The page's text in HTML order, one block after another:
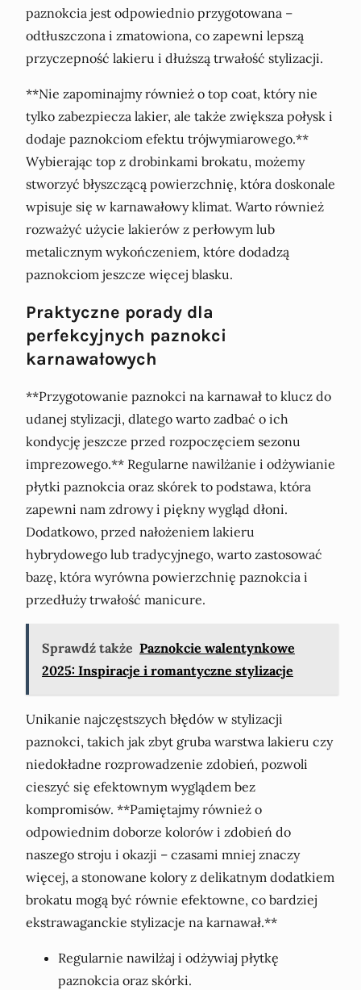
paznokcia jest odpowiednio przygotowana –
odtłuszczona i zmatowiona, co zapewni lepszą
przyczepność lakieru i dłuższą trwałość stylizacji.
**Nie zapominajmy również o top coat, który nie
tylko zabezpiecza lakier, ale także zwiększa połysk i
dodaje paznokciom efektu trójwymiarowego.**
Wybierając top z drobinkami brokatu, możemy
stworzyć błyszczącą powierzchnię, która doskonale
wpisuje się w karnawałowy klimat. Warto również
rozważyć użycie lakierów z perłowym lub
metalicznym wykończeniem, które dodadzą
paznokciom jeszcze więcej blasku.
Praktyczne porady dla
perfekcyjnych paznokci
karnawałowych
**Przygotowanie paznokci na karnawał to klucz do
udanej stylizacji, dlatego warto zadbać o ich
kondycję jeszcze przed rozpoczęciem sezonu
imprezowego.** Regularne nawilżanie i odżywianie
płytki paznokcia oraz skórek to podstawa, która
zapewni nam zdrowy i piękny wygląd dłoni.
Dodatkowo, przed nałożeniem lakieru
hybrydowego lub tradycyjnego, warto zastosować
bazę, która wyrówna powierzchnię paznokcia i
przedłuży trwałość manicure.
Sprawdź także Paznokcie walentynkowe
2025: Inspiracje i romantyczne stylizacje
Unikanie najczęstszych błędów w stylizacji
paznokci, takich jak zbyt gruba warstwa lakieru czy
niedokładne rozprowadzenie zdobień, pozwoli
cieszyć się efektownym wyglądem bez
kompromisów. **Pamiętajmy również o
odpowiednim doborze kolorów i zdobień do
naszego stroju i okazji – czasami mniej znaczy
więcej, a stonowane kolory z delikatnym dodatkiem
brokatu mogą być równie efektowne, co bardziej
ekstrawaganckie stylizacje na karnawał.**
Regularnie nawilżaj i odżywiaj płytkę
paznokcia oraz skórki.